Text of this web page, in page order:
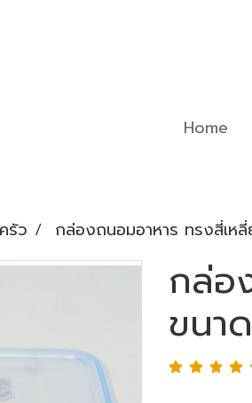
Home
รัว กล่องถนอมอาหาร ทรงสี่เห
กล่อ
ขนา